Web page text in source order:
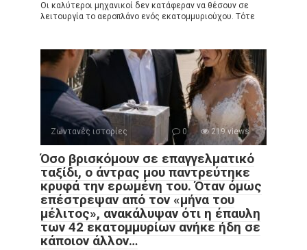
Οι καλύτεροι μηχανικοί δεν κατάφεραν να θέσουν σε
λειτουργία το αεροπλάνο ενός εκατομμυριούχου. Τότε
Ζωντανές ιστορίες 0 219 views
Όσο βρισκόμουν σε επαγγελματικό
ταξίδι, ο άντρας μου παντρεύτηκε
κρυφά την ερωμένη του. Όταν όμως
επέστρεψαν από τον «μήνα του
μέλιτος», ανακάλυψαν ότι η έπαυλη
των 42 εκατομμυρίων ανήκε ήδη σε
κάποιον άλλον…